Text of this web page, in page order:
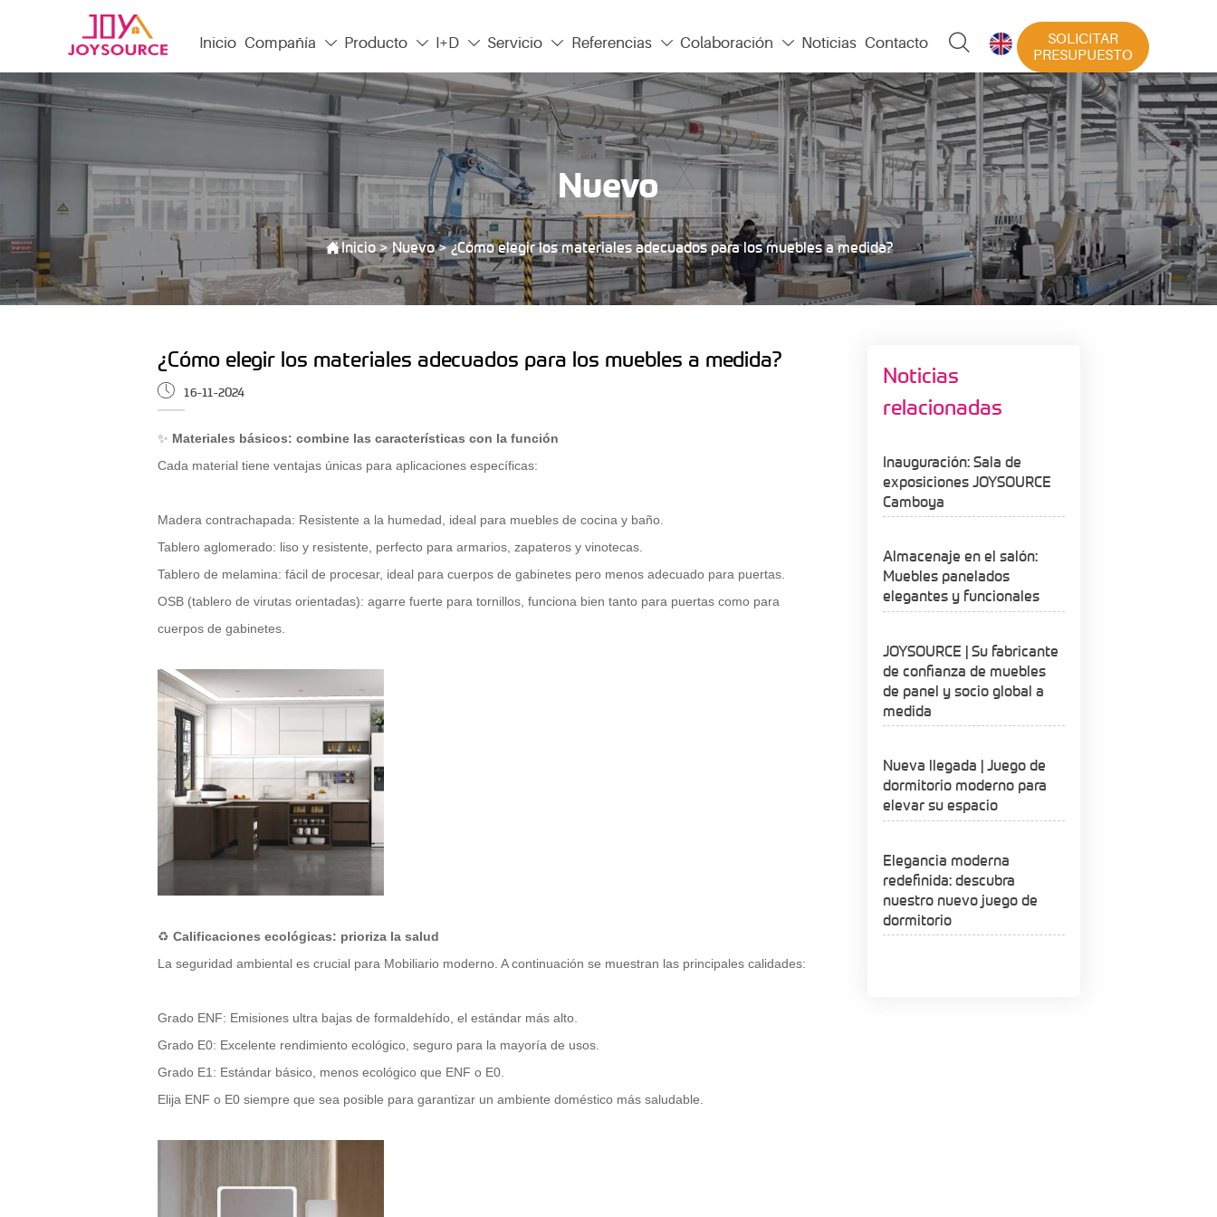
Inicio Compañía  Producto  I+D  Servicio  Referencias  Colaboración  Noticias Contacto  
SOLICITAR
PRESUPUESTO
Nuevo
Inicio>Nuevo>¿Cómo elegir los materiales adecuados para los muebles a medida?
¿Cómo elegir los materiales adecuados para los muebles a medida?
 16-11-2024
✨ Materiales básicos: combine las características con la función
Cada material tiene ventajas únicas para aplicaciones específicas:
Madera contrachapada: Resistente a la humedad, ideal para muebles de cocina y baño.
Tablero aglomerado: liso y resistente, perfecto para armarios, zapateros y vinotecas.
Tablero de melamina: fácil de procesar, ideal para cuerpos de gabinetes pero menos adecuado para puertas.
OSB (tablero de virutas orientadas): agarre fuerte para tornillos, funciona bien tanto para puertas como para
cuerpos de gabinetes.
♻️ Calificaciones ecológicas: prioriza la salud
La seguridad ambiental es crucial para Mobiliario moderno. A continuación se muestran las principales calidades:
Grado ENF: Emisiones ultra bajas de formaldehído, el estándar más alto.
Grado E0: Excelente rendimiento ecológico, seguro para la mayoría de usos.
Grado E1: Estándar básico, menos ecológico que ENF o E0.
Elija ENF o E0 siempre que sea posible para garantizar un ambiente doméstico más saludable.
Noticias
relacionadas
Inauguración: Sala de
exposiciones JOYSOURCE
Camboya
Almacenaje en el salón:
Muebles panelados
elegantes y funcionales
JOYSOURCE | Su fabricante
de confianza de muebles
de panel y socio global a
medida
Nueva llegada | Juego de
dormitorio moderno para
elevar su espacio
Elegancia moderna
redefinida: descubra
nuestro nuevo juego de
dormitorio